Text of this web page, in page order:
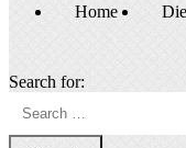
Home
Search for: